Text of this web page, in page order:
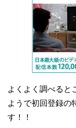
よくよく調べると
ようで初回登録の
す！！